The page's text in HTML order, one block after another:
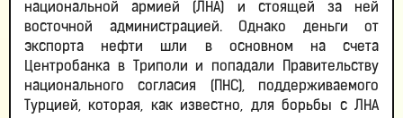
национальной армией (ЛНА) и стоящей за ней
восточной администрацией. Однако деньги от
экспорта нефти шли в основном на счета
Центробанка в Триполи и попадали Правительству
национального согласия (ПНС), поддерживаемого
Турцией, которая, как известно, для борьбы с ЛНА